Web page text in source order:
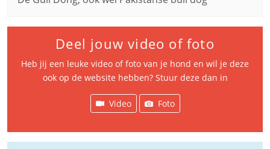
Deel jouw video of foto
Heb jij een leuke video of foto van je hond en wil je deze
ook op de website hebben? Stuur deze dan in
Video Foto